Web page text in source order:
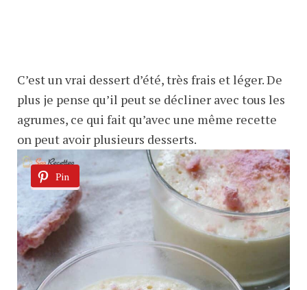
C’est un vrai dessert d’été, très frais et léger. De
plus je pense qu’il peut se décliner avec tous les
agrumes, ce qui fait qu’avec une même recette
on peut avoir plusieurs desserts.
Pin